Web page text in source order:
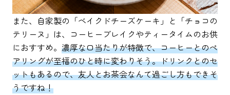
また、自家製の「ベイクドチーズケーキ」と「チョコの
テリーヌ」は、コーヒーブレイクやティータイムのお供
におすすめ。 濃厚な口当たりが特徴で、コーヒーとのペ
アリングが至福のひと時に変わりそう。ドリンクとのセ
ットもあるので、友人とお茶会なんて過ごし方もできそ
うですね！